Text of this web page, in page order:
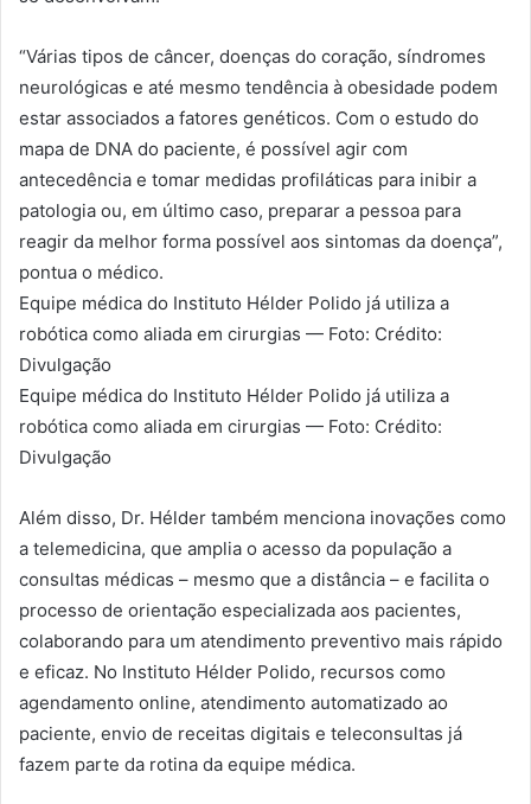
“Várias tipos de câncer, doenças do coração, síndromes
neurológicas e até mesmo tendência à obesidade podem
estar associados a fatores genéticos. Com o estudo do
mapa de DNA do paciente, é possível agir com
antecedência e tomar medidas profiláticas para inibir a
patologia ou, em último caso, preparar a pessoa para
reagir da melhor forma possível aos sintomas da doença”,
pontua o médico.
Equipe médica do Instituto Hélder Polido já utiliza a
robótica como aliada em cirurgias — Foto: Crédito:
Divulgação
Equipe médica do Instituto Hélder Polido já utiliza a
robótica como aliada em cirurgias — Foto: Crédito:
Divulgação
Além disso, Dr. Hélder também menciona inovações como
a telemedicina, que amplia o acesso da população a
consultas médicas – mesmo que a distância – e facilita o
processo de orientação especializada aos pacientes,
colaborando para um atendimento preventivo mais rápido
e eficaz. No Instituto Hélder Polido, recursos como
agendamento online, atendimento automatizado ao
paciente, envio de receitas digitais e teleconsultas já
fazem parte da rotina da equipe médica.